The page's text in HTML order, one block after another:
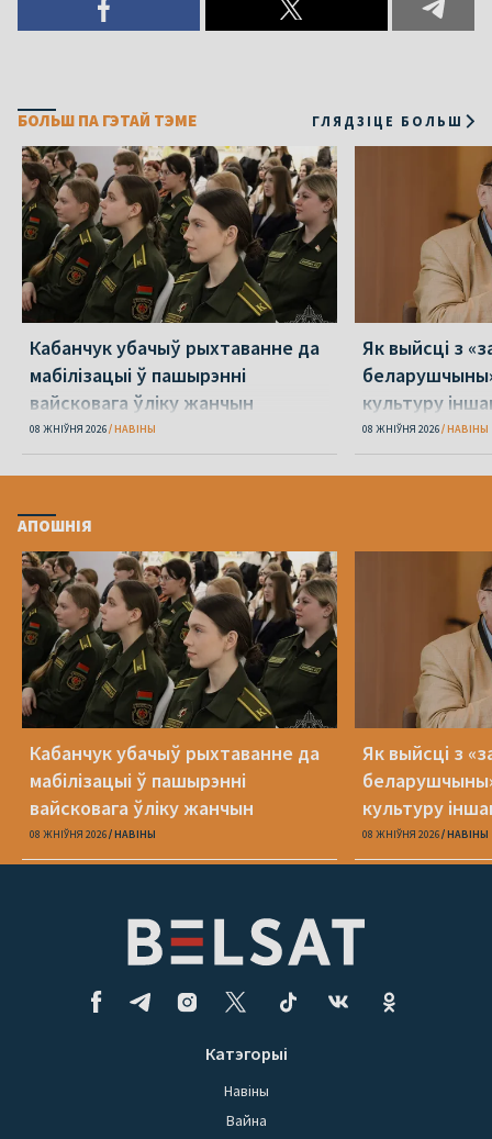
БОЛЬШ ПА ГЭТАЙ ТЭМЕ ГЛЯДЗІЦЕ БОЛЬШ
Кабанчук убачыў рыхтаванне да
мабілізацыі ў пашырэнні
вайсковага ўліку жанчын
08 ЖНІЎНЯ 2026 НАВІНЫ
Як выйсці з
культуру
свет уласную
08 ЖНІЎНЯ 2026 НАВІНЫ
АПОШНІЯ
Кабанчук убачыў рыхтаванне да
мабілізацыі ў пашырэнні
вайсковага ўліку жанчын
08 ЖНІЎНЯ 2026 НАВІНЫ
Як выйсці з
культуру
свет уласную
08 ЖНІЎНЯ 2026 НАВІНЫ
Катэгорыі
Навіны
Вайна